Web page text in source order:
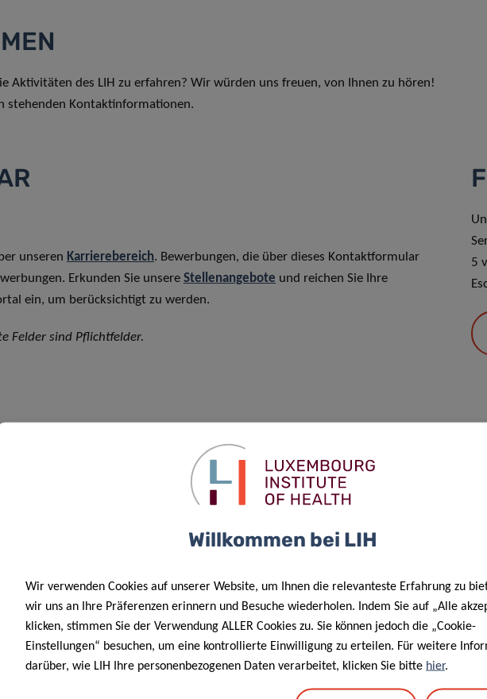
Aktivitäten des LIH zu erfahren? Wir würden uns freuen, von Ihnen zu hören!
stehenden Kontaktinformationen.
unseren Karrierebereich. Bewerbungen, die über dieses Kontaktformular
Erkunden Sie unsere Stellenangebote und reichen Sie Ihre
ein, um berücksichtigt zu werden.
Felder sind Pflichtfelder.
Vorname*
Straße
5
Willkommen bei LIH
Wir verwenden Cookies auf unserer Website, um Ihnen die relevanteste Erfahrung zu
wir uns an Ihre Präferenzen erinnern und Besuche wiederholen. Indem Sie auf „Alle
klicken, stimmen Sie der Verwendung ALLER Cookies zu. Sie können jedoch die „Cookie-
Einstellungen“ besuchen, um eine kontrollierte Einwilligung zu erteilen. Für weitere
darüber, wie LIH Ihre personenbezogenen Daten verarbeitet, klicken Sie bitte hier.